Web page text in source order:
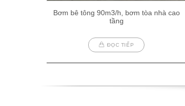
Bơm bê tông 90m3/h, bơm tòa nhà cao
tầng
ĐỌC TIẾP